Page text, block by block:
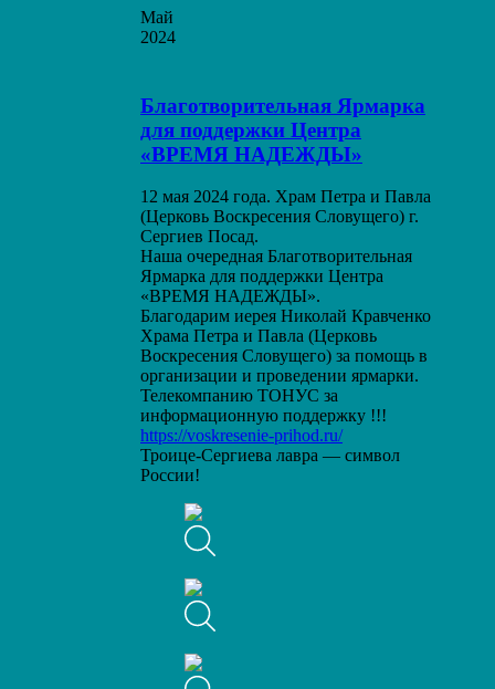
Май
2024
Благотворительная Ярмарка
для поддержки Центра
«ВРЕМЯ НАДЕЖДЫ»
12 мая 2024 года. Храм Петра и Павла
(Церковь Воскресения Словущего) г.
Сергиев Посад.
Наша очередная Благотворительная
Ярмарка для поддержки Центра
«ВРЕМЯ НАДЕЖДЫ».
Благодарим иерея Николай Кравченко
Храма Петра и Павла (Церковь
Воскресения Словущего) за помощь в
организации и проведении ярмарки.
Телекомпанию ТОНУС за
информационную поддержку !!!
https://voskresenie-prihod.ru/
Троице-Сергиева лавра — символ
России!